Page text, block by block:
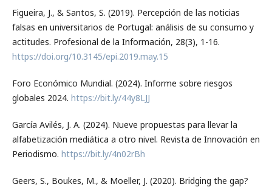
Figueira, J., & Santos, S. (2019). Percepción de las noticias
falsas en universitarios de Portugal: análisis de su consumo y
actitudes. Profesional de la Información, 28(3), 1-16.
https://doi.org/10.3145/epi.2019.may.15
Foro Económico Mundial. (2024). Informe sobre riesgos
globales 2024. https://bit.ly/44y8LJJ
García Avilés, J. A. (2024). Nueve propuestas para llevar la
alfabetización mediática a otro nivel. Revista de Innovación en
Periodismo. https://bit.ly/4n02rBh
Geers, S., Boukes, M., & Moeller, J. (2020). Bridging the gap?